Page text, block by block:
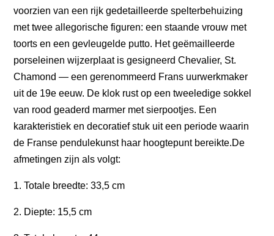
voorzien van een rijk gedetailleerde spelter­behuizing
met twee allegorische figuren: een staande vrouw met
toorts en een gevleugelde putto. Het geëmailleerde
porseleinen wijzerplaat is gesigneerd Chevalier, St.
Chamond — een gerenommeerd Frans uurwerkmaker
uit de 19e eeuw. De klok rust op een tweeledige sokkel
van rood geaderd marmer met sierpootjes. Een
karakteristiek en decoratief stuk uit een periode waarin
de Franse pendule­kunst haar hoogtepunt bereikte.De
afmetingen zijn als volgt:
1. Totale breedte: 33,5 cm
2. Diepte: 15,5 cm